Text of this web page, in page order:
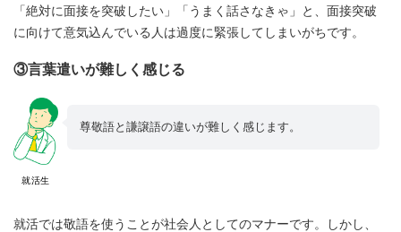
「絶対に面接を突破したい」「うまく話さなきゃ」と、面接突破
に向けて意気込んでいる人は過度に緊張してしまいがちです。
③言葉遣いが難しく感じる
就活生
尊敬語と謙譲語の違いが難しく感じます。
就活では敬語を使うことが社会人としてのマナーです。しかし、